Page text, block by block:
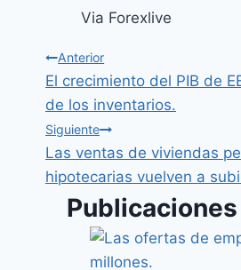
Via Forexlive
Anterior
El crecimiento del PIB de
de los inventarios.
Siguiente
Las ventas de viviendas
hipotecarias vuelven a